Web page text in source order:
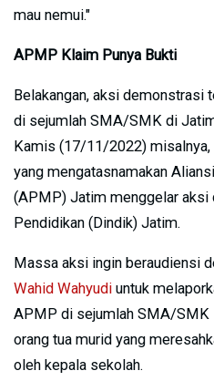
mau nemui."
APMP Klaim Punya Bukti
Belakangan, aksi demonstrasi
di sejumlah SMA/SMK di
Kamis (17/11/2022)
yang mengatasnamakan
(APMP) Jatim menggelar aksi
Pendidikan (Dindik) Jatim.
Massa aksi ingin beraudiensi
Wahid Wahyudi untuk
APMP di sejumlah SMA/SMK
orang tua murid yang
oleh kepala sekolah.